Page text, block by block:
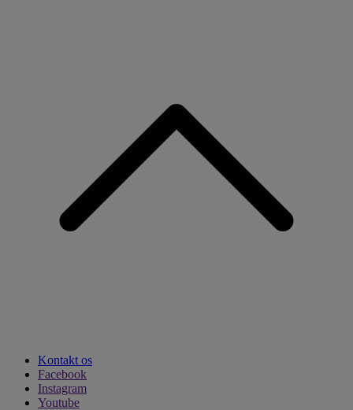
Kontakt os
Facebook
Instagram
Youtube